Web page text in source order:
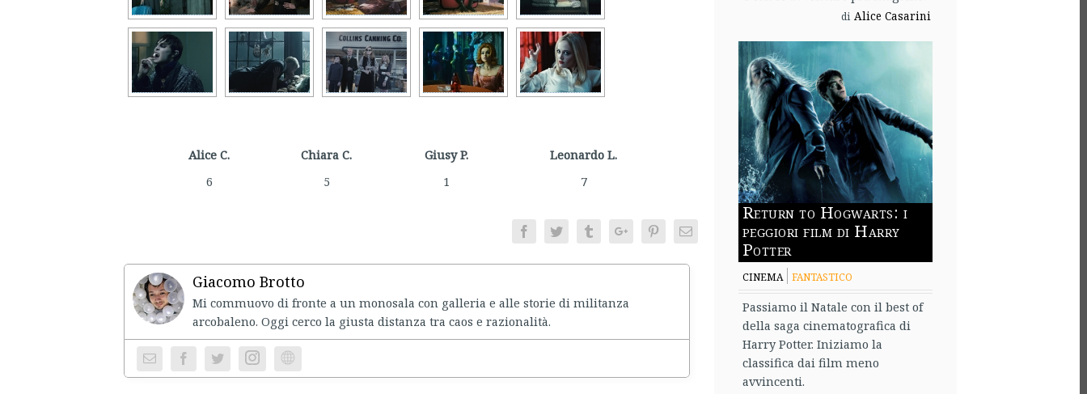
Alice C. Chiara C. Giusy P.
Leonardo L.
6
5 1 7
FacebookTwitter TumblrGoogle+PinterestEmail
Giacomo Brotto
Mi commuovo di fronte a un monosala con galleria e alle storie di militanza
arcobaleno. Oggi cerco la giusta distanza tra caos e razionalità.
InstagramWebsite
di Alice Casarini
Return to Hogwarts: i
peggiori film di Harry
Potter
CINEMA FANTASTICO
Passiamo il Natale con il best of
della saga cinematografica di
Harry Potter. Iniziamo la
classifica dai film meno
avvincenti.